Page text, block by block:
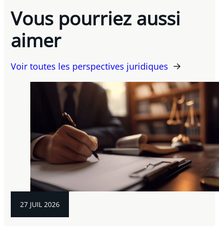
Vous pourriez aussi
aimer
Voir toutes les perspectives juridiques
27 JUIL 2026